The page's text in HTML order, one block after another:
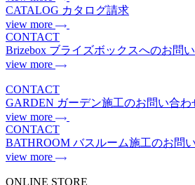
CATALOG カタログ請求
view more
CONTACT
Brizebox ブライズボックスへのお問
view more
CONTACT
GARDEN ガーデン施工のお問い合わ
view more
CONTACT
BATHROOM バスルーム施工のお問
view more
ONLINE STORE